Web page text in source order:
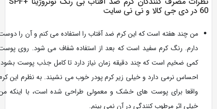
من چند هفته است که این کرم ضد آفتاب را استفاده می کنم و آن را دوست
دارم. رنگ کرم سفید است که بعد از استفاده شفاف می شود. روی پوست
کمی ضخیم است که چند دقیقه زمان نیاز دارد تا کامل جذب پوست بشود.
احساس نرمی دارد و خیلی زیر کرم پودر خوب می نشیند. به نظرم این کرم
واقعا برای پوست های خشک و معمولی طراحی شده است، با اینکه من
خیلی اثر مرطوب کنندگی در آن نمی بینم.